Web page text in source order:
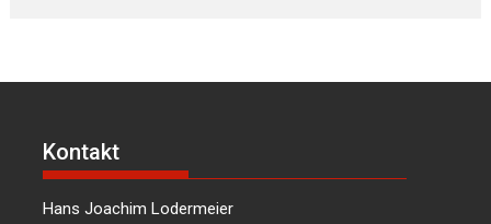
Kontakt
Hans Joachim Lodermeier